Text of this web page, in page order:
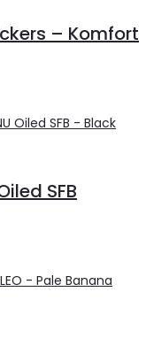
– Komfort
SFB